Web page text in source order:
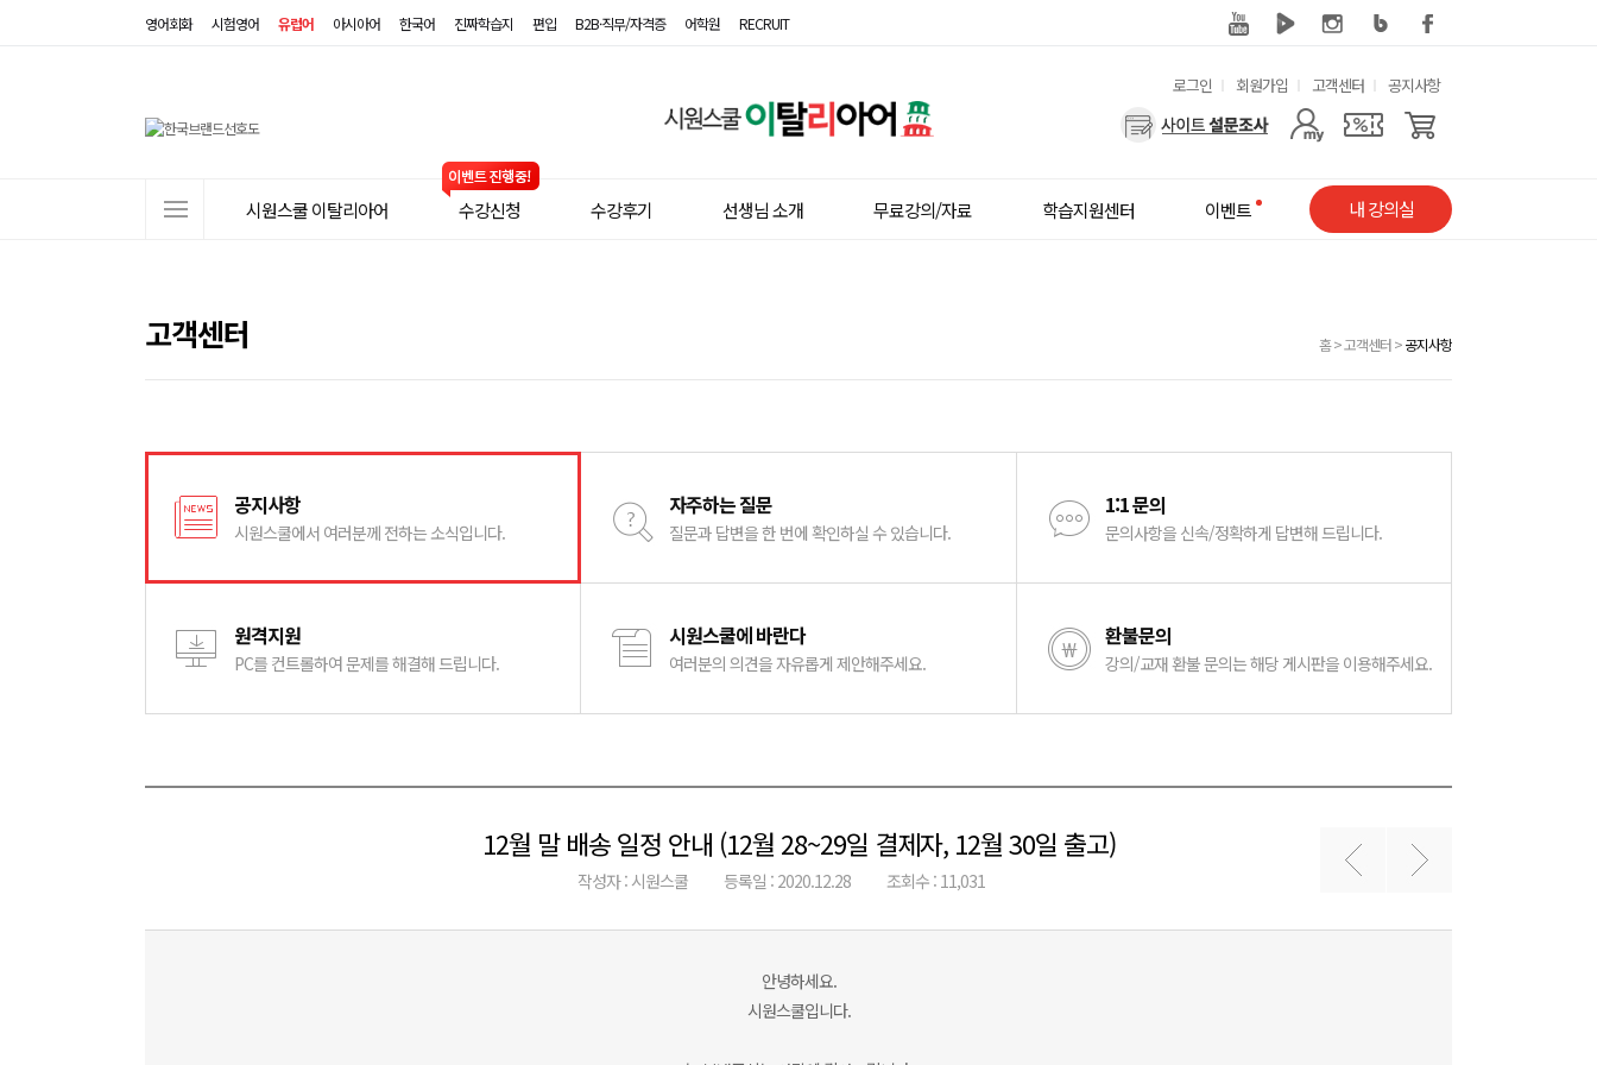
영어회화 시험영어 유럽어 아시아어 한국어 진짜학습지 편입 B2B·직무/자격증 어학원 RECRUIT
원
쿨
유
용
로그인 회원가입 고객센터 공지사항
사
메
뉴
시원스쿨 이탈리아어 수강신청 수강후기 선생님 소개 무료강의/자료 학습지원센터 이벤트 내 강의실
고객센터 홈>고객센터>공지사항
공지사항
시원스쿨에서 여러분께 전하는 소식입니다.
자주하는 질문
질문과 답변을 한 번에 확인하실 수 있습니다.
1:1 문의
문의사항을 신속/정확하게 답변해 드립니다.
원격지원
PC를 컨트롤하여 문제를 해결해 드립니다.
시원스쿨에 바란다
여러분의 의견을 자유롭게 제안해주세요.
환불문의
강의/교재 환불 문의는 해당 게시판을 이용해주세요.
12월 말 배송 일정 안내 (12월 28~29일 결제자, 12월 30일 출고)
작성자 : 시원스쿨 등록일 : 2020.12.28 조회수 : 11,031
안녕하세요.
시원스쿨입니다.